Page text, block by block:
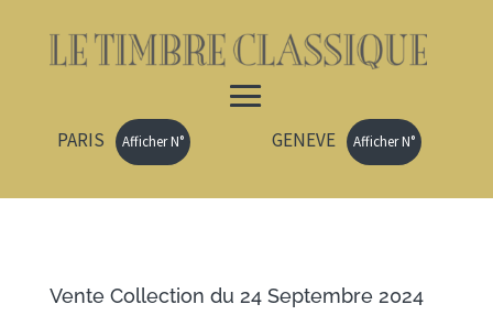
PARIS Afficher N° GENEVE Afficher N°
Vente Collection du 24 Septembre 2024